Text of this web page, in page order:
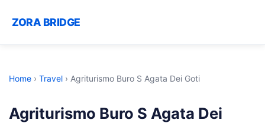
ZORA BRIDGE
Home › Travel › Agriturismo Buro S Agata Dei Goti
Agriturismo Buro S Agata Dei